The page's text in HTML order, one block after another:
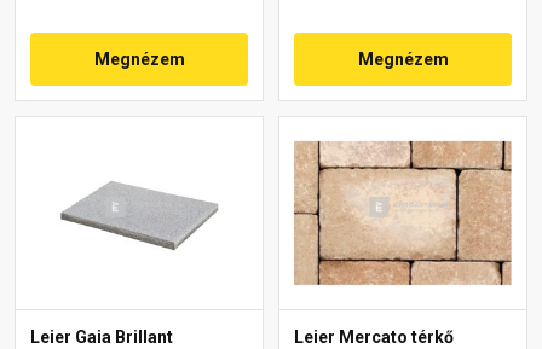
Megnézem Megnézem
Leier Gaia Brillant
Leier Mercato térkő